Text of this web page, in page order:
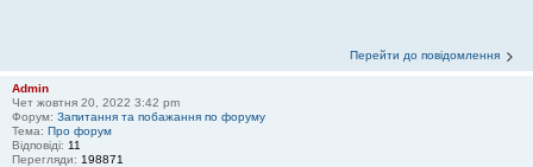
Перейти до повідомлення
Admin
Чет жовтня 20, 2022 3:42 pm
Форум: Запитання та побажання по форуму
Тема: Про форум
Відповіді: 11
Перегляди: 198871